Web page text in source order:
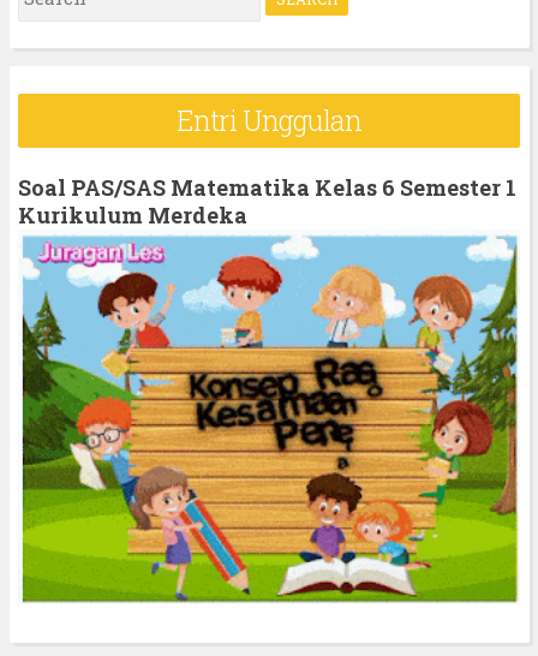
e
r
f
o
r
Entri Unggulan
Soal PAS/SAS Matematika Kelas 6 Semester 1
Kurikulum Merdeka